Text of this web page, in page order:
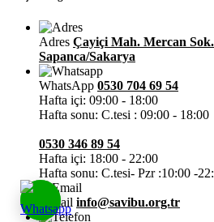
Adres Çayiçi Mah. Mercan
Sapanca/Sakarya
WhatsApp 0530 704 69 54
Hafta içi: 09:00 - 18:00
Hafta sonu: C.tesi : 09:00 - 18:00
0530 346 89 54
Hafta içi: 18:00 - 22:00
Hafta sonu: C.tesi- Pzr :10:00 -
E-mail info@savibu.org.tr